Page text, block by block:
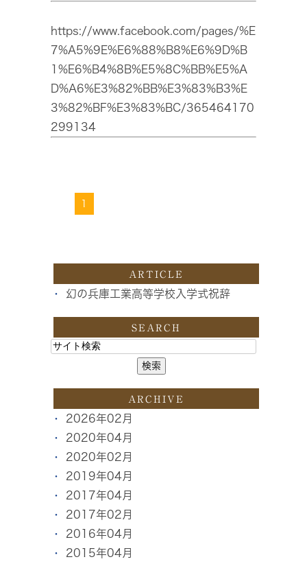
https://www.facebook.com/pages/%E
7%A5%9E%E6%88%B8%E6%9D%B
1%E6%B4%8B%E5%8C%BB%E5%A
D%A6%E3%82%BB%E3%83%B3%E
3%82%BF%E3%83%BC/365464170
299134
1
ARTICLE
幻の兵庫工業高等学校入学式祝辞
SEARCH
ARCHIVE
2026年02月
2020年04月
2020年02月
2019年04月
2017年04月
2017年02月
2016年04月
2015年04月